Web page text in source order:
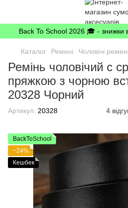
Back To School 2026 🎓 - знижки
Каталог Ремені Чоловічі ремені
Ремінь чоловічий c
пряжкою з чорною
20328 Чорний
Артикул: 20328 4
BackToSchool
−24%
Кешбек